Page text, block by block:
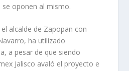
oponen al mismo.
alcalde de Zapopan con
ha utilizado
a pesar de que siendo
Jalisco avaló el proyecto e